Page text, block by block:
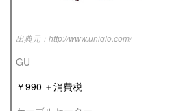
http://www.uniqlo.com/
GU
￥990 ＋消費税